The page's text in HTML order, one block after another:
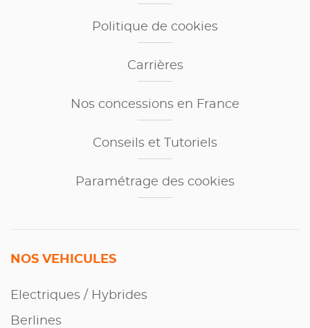
Politique de cookies
Carrières
Nos concessions en France
Conseils et Tutoriels
Paramétrage des cookies
NOS VEHICULES
Electriques / Hybrides
Berlines